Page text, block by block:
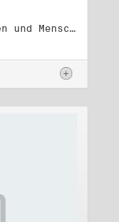
Titel: Initiative Frieden und Menschenrechte, Volkskammerwahl 18.3.1990